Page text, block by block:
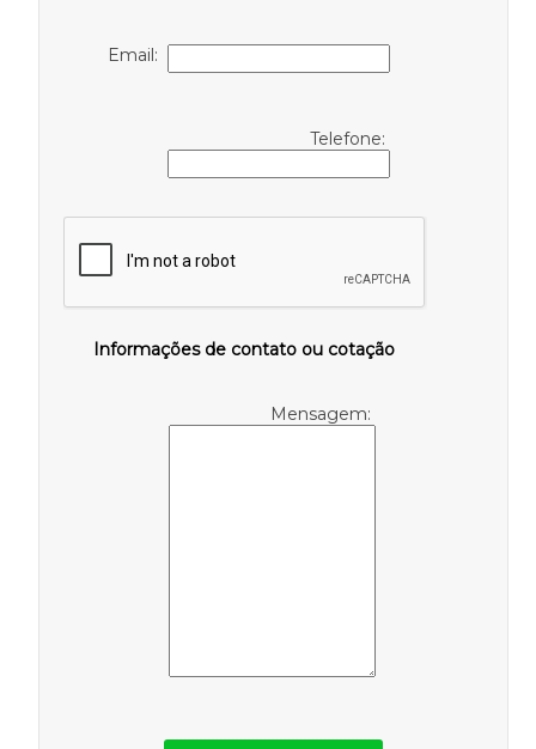
Email:
Telefone:
Informações de contato ou cotação
Mensagem: